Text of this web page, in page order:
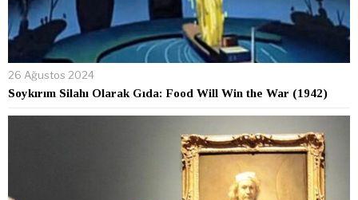
26 Ağustos 2024
Soykırım Silahı Olarak Gıda: Food Will Win the War (1942)